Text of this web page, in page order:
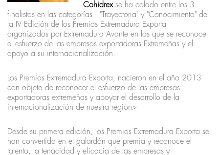
Cohidrexse ha colado entre los 3
finalistas en las categorías "Trayectoria" y "Conocimiento" de
la IV Edición de los Premios Extremadura Exporta
organizados por Extremadura Avante en los que se reconoce
el esfuerzo de las empresas exportadoras Extremeñas y el
apoyo a su internacionalización.
Los Premios Extremadura Exporta, nacieron en el año 2013
con objeto de reconocer el esfuerzo de las empresas
exportadoras extremeñas y apoyar el desarrollo de la
internacionalización de nuestra región>
Desde su primera edición, los Premios Extremadura Exporta se
han convertido en el galardón que premia y reconoce el
talento, la tenacidad y eficacia de las empresas y